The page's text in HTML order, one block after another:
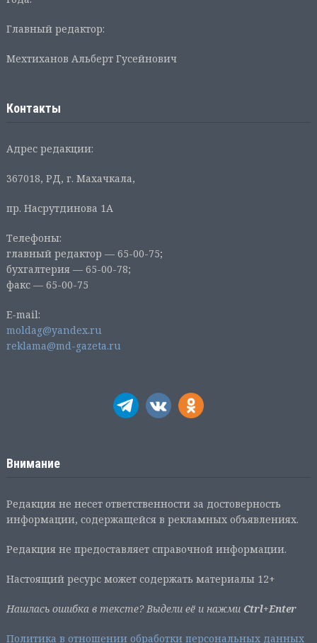
Главный редактор:
Мехтиханов Альберт Гусейнович
Контакты
Адрес редакции:
367018, РД, г. Махачкала,
пр. Насрутдинова 1А
Телефоны:
главный редактор — 65-00-75;
бухгалтерия — 65-00-78;
факс — 65-00-75
E-mail:
moldag@yandex.ru
reklama@md-gazeta.ru
Внимание
Редакция не несет ответственности за достоверность
информации, содержащейся в рекламных объявлениях.
Редакция не предоставляет справочной информации.
Настоящий ресурс может содержать материалы 12+
Нашлась ошибка в тексте? Выдели её и нажми Ctrl+Enter
Политика в отношении обработки персональных данных